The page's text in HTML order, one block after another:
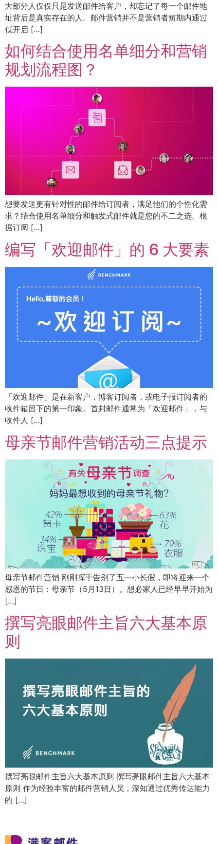
大部分人仅仅只是发送邮件给客户，却忘记了每一个邮件地
址背后是真实存在的人。邮件营销并不是营销者短期内通过
低开启 […]
如何结合使用名单细分和营销
规划流程图？
想要发送更有针对性的邮件给订阅者，满足他们的个性化需
求？结合使用名单细分和触发式邮件就是您的不二之选。根
据订阅 […]
编写「欢迎邮件」的 6 大要素
「欢迎邮件」是在新客户，博客订阅者，或电子报订阅者的
收件箱留下的第一印象。首封邮件通常为「欢迎邮件」，与
收件人 […]
母亲节邮件营销活动三点提示
母亲节邮件营销 刚刚挥手告别了五一小长假，即将迎来一个
感恩的节日：母亲节（5月13日）。想必家人已经早早开始为
[…]
撰写亮眼邮件主旨六大基本原
则
撰写亮眼邮件主旨六大基本原则 撰写亮眼邮件主旨六大基本
原则 作为经验丰富的邮件营销人员，深知通过优秀传达能力
的 […]